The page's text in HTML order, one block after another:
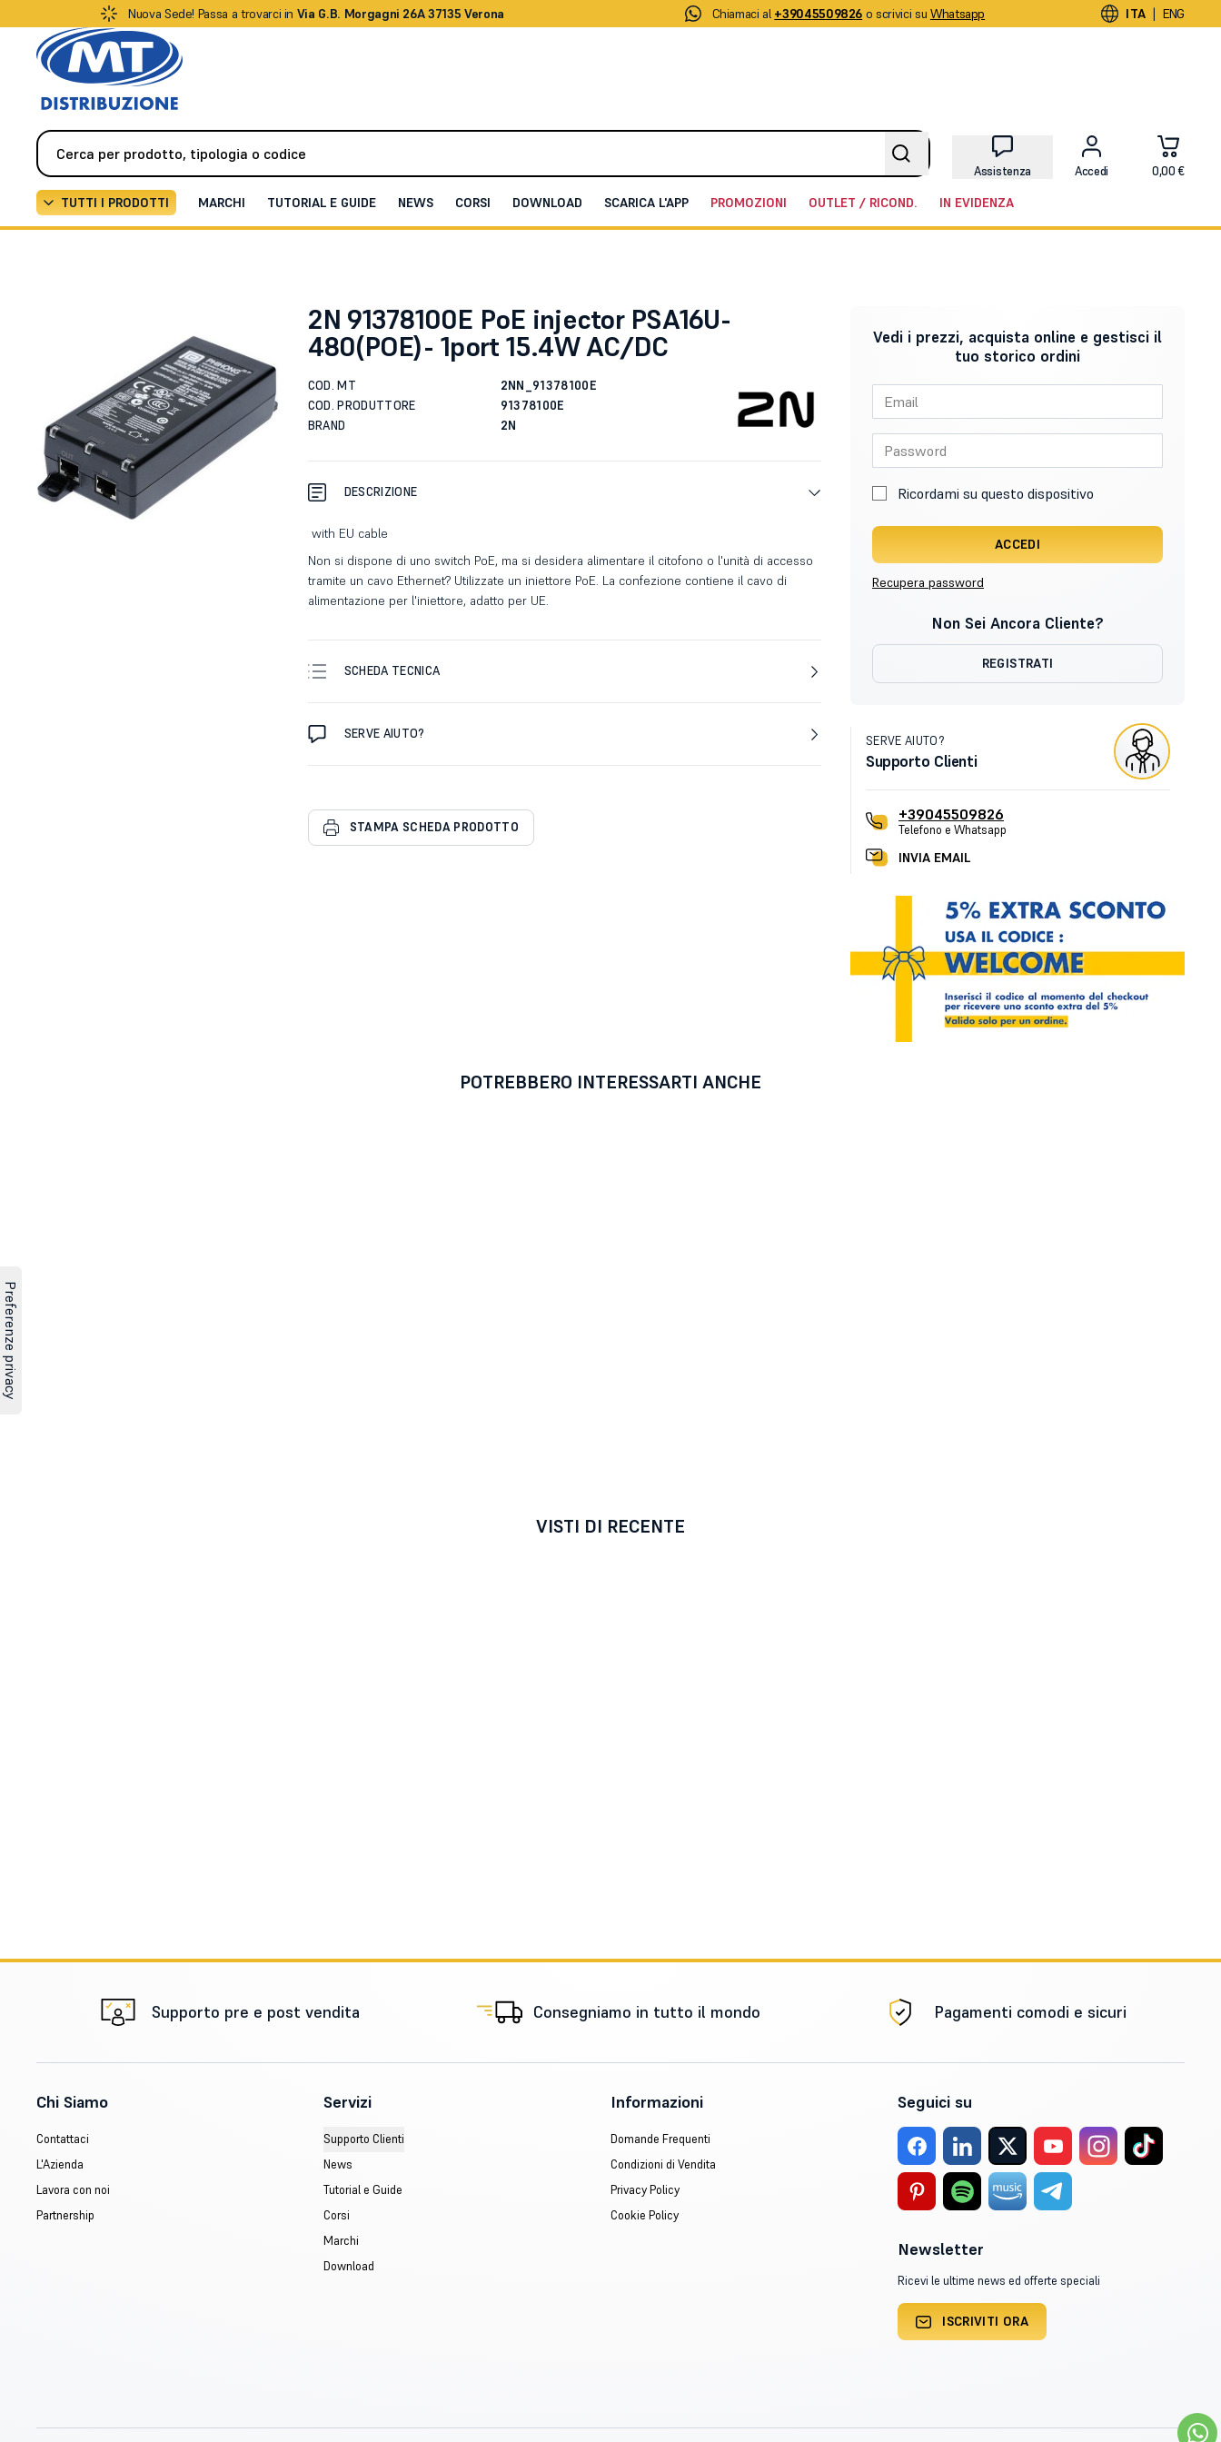
Nuova Sede! Passa a trovarci in Via G.B. Morgagni 26A 37135 Verona Chiamaci al +39045509826 o scrivici su Whatsapp ITA | ENG
Assistenza Accedi 0,00 €
TUTTI I PRODOTTI MARCHI TUTORIAL E GUIDE NEWS CORSI DOWNLOAD SCARICA L'APP PROMOZIONI OUTLET / RICOND. IN EVIDENZA
2N 91378100E PoE injector PSA16U-
480(POE)- 1port 15.4W AC/DC
COD. MT
2NN_91378100E
COD. PRODUTTORE
91378100E
BRAND
2N
DESCRIZIONE
with EU cable
Non si dispone di uno switch PoE, ma si desidera alimentare il citofono o l'unità di accesso
tramite un cavo Ethernet? Utilizzate un iniettore PoE. La confezione contiene il cavo di
alimentazione per l'iniettore, adatto per UE.
SCHEDA TECNICA
SERVE AIUTO?
STAMPA SCHEDA PRODOTTO
Vedi i prezzi, acquista online e gestisci il
tuo storico ordini
Ricordami su questo dispositivo
ACCEDI
Recupera password
Non Sei Ancora Cliente?
REGISTRATI
SERVE AIUTO?
Supporto Clienti
+39045509826
Telefono e Whatsapp
INVIA EMAIL
POTREBBERO INTERESSARTI ANCHE
VISTI DI RECENTE
Supporto pre e post vendita Consegniamo in tutto il mondo Pagamenti comodi e sicuri
Chi Siamo
Contattaci
L'Azienda
Lavora con noi
Partnership
Servizi
Supporto Clienti
News
Tutorial e Guide
Corsi
Marchi
Download
Informazioni
Domande Frequenti
Condizioni di Vendita
Privacy Policy
Cookie Policy
Seguici su
Newsletter
Ricevi le ultime news ed offerte speciali
ISCRIVITI ORA